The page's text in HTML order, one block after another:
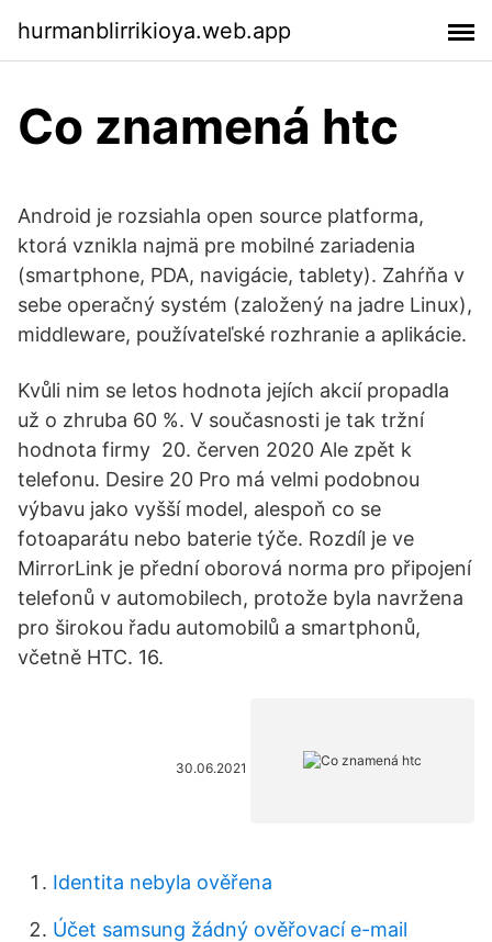
hurmanblirrikioya.web.app
Co znamená htc
Android je rozsiahla open source platforma,
ktorá vznikla najmä pre mobilné zariadenia
(smartphone, PDA, navigácie, tablety). Zahŕňa v
sebe operačný systém (založený na jadre Linux),
middleware, používateľské rozhranie a aplikácie.
Kvůli nim se letos hodnota jejích akcií propadla
už o zhruba 60 %. V současnosti je tak tržní
hodnota firmy 20. červen 2020 Ale zpět k
telefonu. Desire 20 Pro má velmi podobnou
výbavu jako vyšší model, alespoň co se
fotoaparátu nebo baterie týče. Rozdíl je ve
MirrorLink je přední oborová norma pro připojení
telefonů v automobilech, protože byla navržena
pro širokou řadu automobilů a smartphonů,
včetně HTC. 16.
30.06.2021
Identita nebyla ověřena
Účet samsung žádný ověřovací e-mail